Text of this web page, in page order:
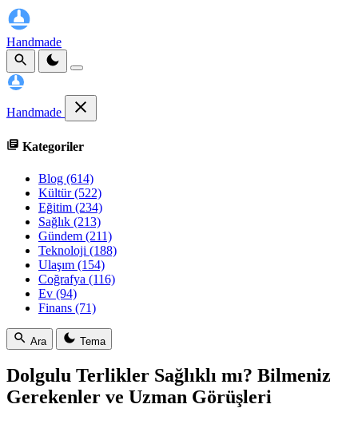
Handmade
Handmade
Kategoriler
Blog (614)
Kültür(522)
Eğitim (234)
Sağlık (213)
Gündem (211)
Teknoloji (188)
Ulaşım (154)
Coğrafya (116)
Ev (94)
Finans (71)
Ara Tema
Dolgulu Terlikler Sağlıklı mı? Bilmeniz
Gerekenler ve Uzman Görüşleri